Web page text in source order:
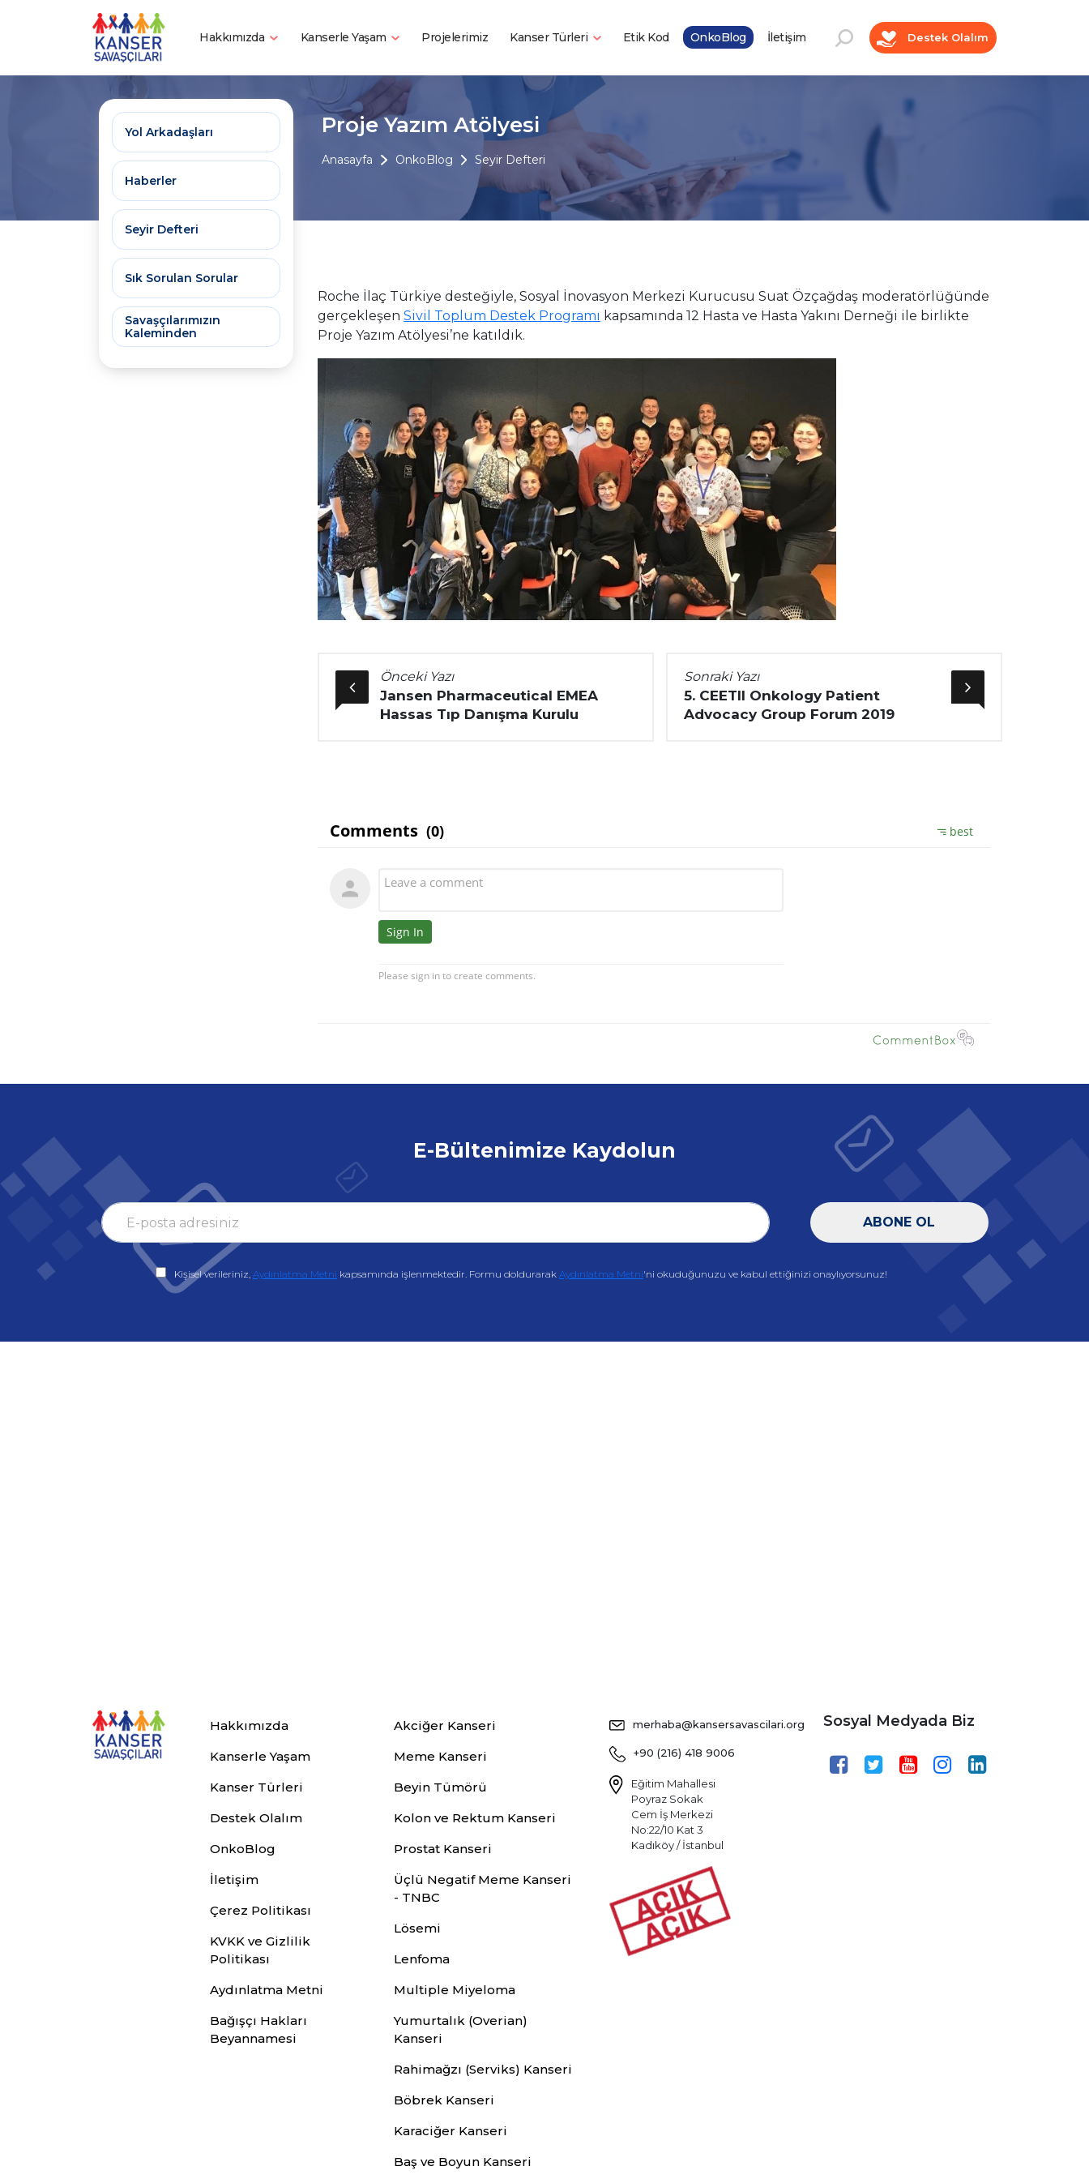
Hakkımızda Kanserle Yaşam Projelerimiz Kanser Türleri Etik Kod OnkoBlog İletişim Destek Olalım
Proje Yazım Atölyesi
Anasayfa OnkoBlog Seyir Defteri
Yol Arkadaşları
Haberler
Seyir Defteri
Sık Sorulan Sorular
Savaşçılarımızın
Kaleminden
Roche İlaç Türkiye desteğiyle, Sosyal İnovasyon Merkezi Kurucusu Suat Özçağdaş moderatörlüğünde
gerçekleşen Sivil Toplum Destek Programı kapsamında 12 Hasta ve Hasta Yakını Derneği ile birlikte
Proje Yazım Atölyesi’ne katıldık.
Önceki Yazı
Jansen Pharmaceutical EMEA
Hassas Tıp Danışma Kurulu
Sonraki Yazı
5. CEETII Onkology Patient
Advocacy Group Forum 2019
E-Bültenimize Kaydolun
ABONE OL
Kişisel verileriniz, Aydınlatma Metni kapsamında işlenmektedir. Formu doldurarak Aydınlatma Metni'ni okuduğunuzu ve kabul ettiğinizi onaylıyorsunuz!
Hakkımızda
Kanserle Yaşam
Kanser Türleri
Destek Olalım
OnkoBlog
İletişim
Çerez Politikası
KVKK ve Gizlilik
Politikası
Aydınlatma Metni
Bağışçı Hakları
Beyannamesi
Akciğer Kanseri
Meme Kanseri
Beyin Tümörü
Kolon ve Rektum Kanseri
Prostat Kanseri
Üçlü Negatif Meme Kanseri
- TNBC
Lösemi
Lenfoma
Multiple Miyeloma
Yumurtalık (Overian)
Kanseri
Rahimağzı (Serviks) Kanseri
Böbrek Kanseri
Karaciğer Kanseri
Baş ve Boyun Kanseri
merhaba@kansersavascilari.org
+90 (216) 418 9006
Eğitim Mahallesi
Poyraz Sokak
Cem İş Merkezi
No:22/10 Kat 3
Kadıköy / İstanbul
Sosyal Medyada Biz